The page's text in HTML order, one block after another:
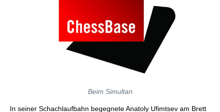
Beim Simultan
In seiner Schachlaufbahn begegnete Anatoly Ufimtsev am Brett